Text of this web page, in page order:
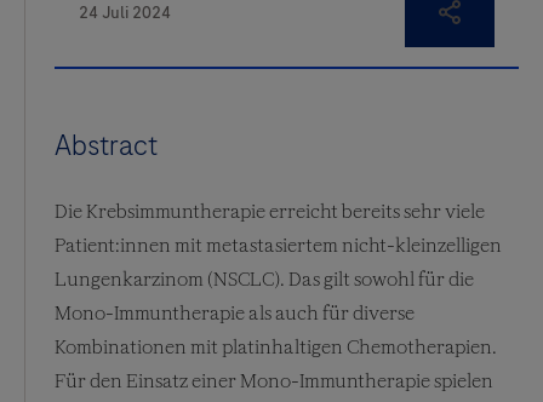
Abstract
Die Krebsimmuntherapie erreicht bereits sehr viele
Patient:innen mit metastasiertem nicht-kleinzelligen
Lungenkarzinom (NSCLC). Das gilt sowohl für die
Mono-Immuntherapie als auch für diverse
Kombinationen mit platinhaltigen Chemotherapien.
Für den Einsatz einer Mono-Immuntherapie spielen